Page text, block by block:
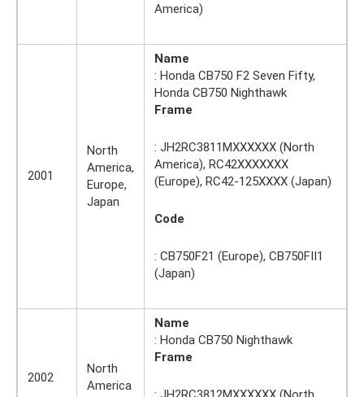
America)
2001
North
America,
Europe,
Japan
Name
: Honda CB750 F2 Seven Fifty,
Honda CB750 Nighthawk
Frame
: JH2RC3811MXXXXXX (North
America), RC42XXXXXXX
(Europe), RC42-125XXXX (Japan)
Code
: CB750F21 (Europe), CB750FII1
(Japan)
2002
North
America
Name
: Honda CB750 Nighthawk
Frame